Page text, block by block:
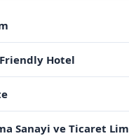
Friendly Hotel
Sanayi ve Ticaret